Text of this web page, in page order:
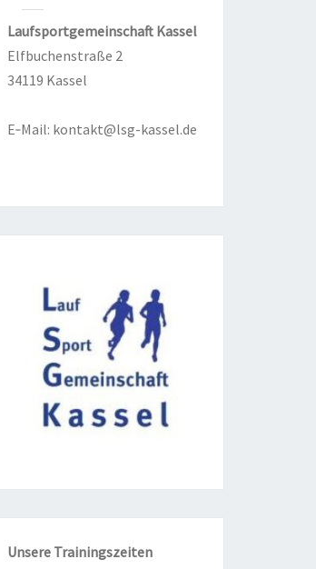
Lauf­sport­ge­mein­schaft Kas­sel
Elf­bu­chen­stra­ße 2
34119 Kas­sel
E‑Mail: kontakt@lsg-kassel.de
Unse­re Trai­nings­zei­ten